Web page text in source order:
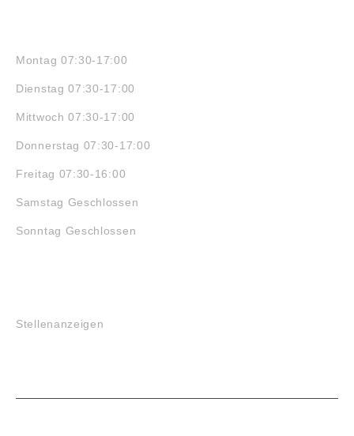
Montag 07:30-17:00
Dienstag 07:30-17:00
Mittwoch 07:30-17:00
Donnerstag 07:30-17:00
Freitag 07:30-16:00
Samstag Geschlossen
Sonntag Geschlossen
Stellenanzeigen